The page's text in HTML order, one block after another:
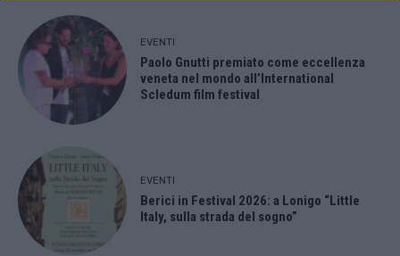
EVENTI
Paolo Gnutti premiato come eccellenza
veneta nel mondo all’International
Scledum film festival
EVENTI
Berici in Festival 2026: a Lonigo “Little
Italy, sulla strada del sogno”